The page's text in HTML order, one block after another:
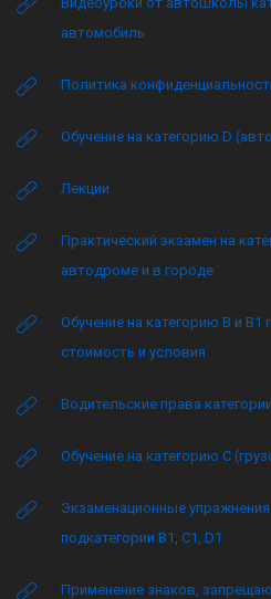
автомобиль
Политика
Обучение на категорию D
Лекции
Практический экзамен на
автодроме и в городе
Обучение на категорию B и
стоимость и условия
Водительские права
Обучение на категорию C
Экзаменационные упражнения
подкатегории B1, C1, D1
Применение знаков,